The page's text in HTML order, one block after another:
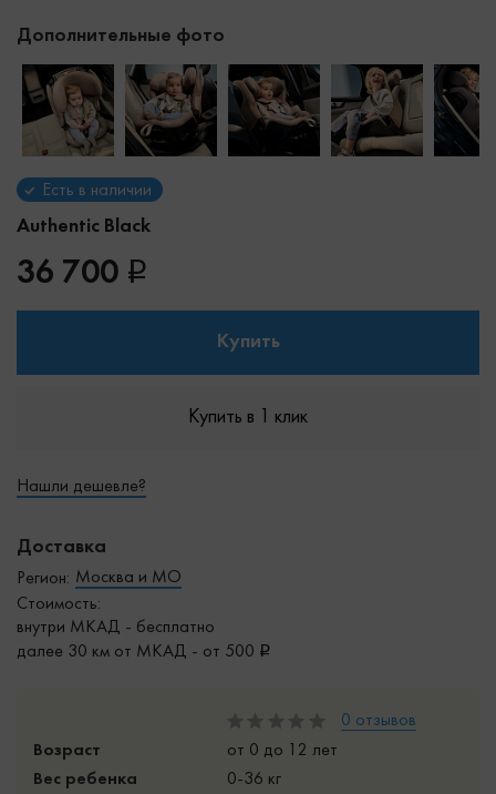
Дополнительные фото
Authentic Black
Есть в наличии
36 700
Купить
Купить в 1 клик
Нашли дешевле?
Доставка
Регион: Москва и МО
Стоимость:
внутри МКАД - бесплатно
далее 30 км от МКАД - от 500
0 отзывов
Возраст
от 0 до 12 лет
Вес ребенка
0-36 кг